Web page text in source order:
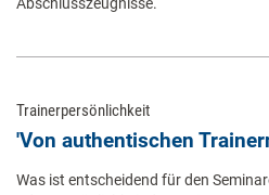
Trainerpersönlichkeit
'Von authentischen
Was ist entscheidend für den